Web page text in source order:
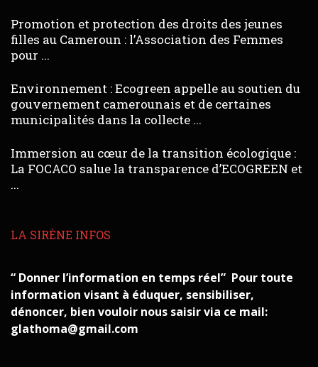
Promotion et protection des droits des jeunes
filles au Cameroun : l’Association des Femmes
pour ...
Environnement : Ecogreen appelle au soutien du
gouvernement camerounais et de certaines
municipalités dans la collecte ...
Immersion au cœur de la transition écologique :
La FOCACO salue la transparence d’ECOGREEN et
...
LA SIRÈNE INFOS
“ Donner l’information en temps réel” Pour toute
information visant à éduquer, sensibiliser,
dénoncer, bien vouloir nous saisir via ce mail:
glathoma@gmail.com